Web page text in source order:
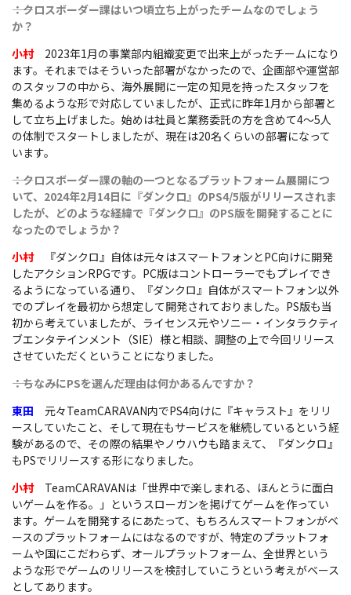
――：クロスボーダー課はいつ頃立ち上がったチームなのでしょう
か？
小村2023年1月の事業部内組織変更で出来上がったチームになり
ます。それまではそういった部署がなかったので、企画部や運営部
のスタッフの中から、海外展開に一定の知見を持ったスタッフを
集めるような形で対応していましたが、正式に昨年1月から部署と
して立ち上げました。始めは社員と業務委託の方を含めて4～5人
の体制でスタートしましたが、現在は20名くらいの部署になって
います。
――：クロスボーダー課の軸の一つとなるプラットフォーム展開につ
いて、2024年2月14日に『ダンクロ』のPS4/5版がリリースされま
したが、どのような経緯で『ダンクロ』のPS版を開発することに
なったのでしょうか？
小村『ダンクロ』自体は元々はスマートフォンとPC向けに開発
したアクションRPGです。PC版はコントローラーでもプレイでき
るようになっている通り、『ダンクロ』自体がスマートフォン以外
でのプレイを最初から想定して開発されておりました。PS版も当
初から考えていましたが、ライセンス元やソニー・インタラクティ
ブエンタテインメント（SIE）様と相談、調整の上で今回リリース
させていただくということになりました。
――：ちなみにPSを選んだ理由は何かあるんですか？
東田 元々TeamCARAVAN内でPS4向けに『キャラスト』をリリ
ースしていたこと、そして現在もサービスを継続しているという経
験があるので、その際の結果やノウハウも踏まえて、『ダンクロ』
もPSでリリースする形になりました。
小村TeamCARAVANは「世界中で楽しまれる、ほんとうに面白
いゲームを作る。」というスローガンを掲げてゲームを作ってい
ます。ゲームを開発するにあたって、もちろんスマートフォンがベ
ースのプラットフォームにはなるのですが、特定のプラットフォ
ームや国にこだわらず、オールプラットフォーム、全世界という
ような形でゲームのリリースを検討していこうという考えがベース
としてあります。